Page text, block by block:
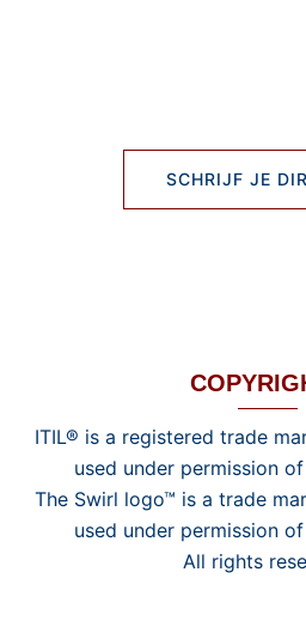
SCHRIJF JE
ITIL® is a registered trade
used under permission
The Swirl logo™ is a trade
used under permission
All rights